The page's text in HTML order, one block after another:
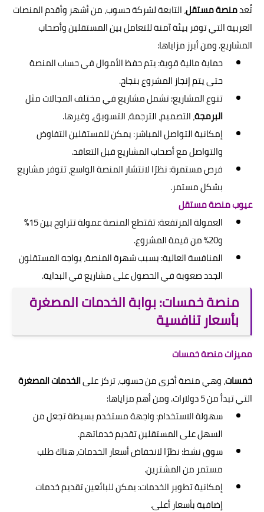
تُعدمنصة مستقل، التابعة لشركة حسوب، من أشهر وأقدم المنصات
العربية التي توفر بيئة آمنة للتعامل بين المستقلين وأصحاب
المشاريع. ومن أبرز مزاياها:
حماية مالية قوية: يتم حفظ الأموال في حساب المنصة
حتى يتم إنجاز المشروع بنجاح.
تنوع المشاريع: تشمل مشاريع في مختلف المجالات مثل
البرمجة، التصميم، الترجمة، التسويق، وغيرها.
إمكانية التواصل المباشر: يمكن للمستقلين التفاوض
والتواصل مع أصحاب المشاريع قبل التعاقد.
فرص مستمرة: نظرًا لانتشار المنصة الواسع، تتوفر مشاريع
بشكل مستمر.
عيوب منصة مستقل
العمولة المرتفعة: تقتطع المنصة عمولة تتراوح بين 15%
و20% من قيمة المشروع.
المنافسة العالية: بسبب شهرة المنصة، يواجه المستقلون
الجدد صعوبة في الحصول على مشاريع في البداية.
منصة خمسات: بوابة الخدمات المصغرة
بأسعار تنافسية
مميزات منصة خمسات
خمسات، وهي منصة أخرى من حسوب، تركز علىالخدمات المصغرة
التي تبدأ من 5 دولارات. ومن أهم مزاياها:
سهولة الاستخدام: واجهة مستخدم بسيطة تجعل من
السهل على المستقلين تقديم خدماتهم.
سوق نشط: نظرًا لانخفاض أسعار الخدمات، هناك طلب
مستمر من المشترين.
إمكانية تطوير الخدمات: يمكن للبائعين تقديم خدمات
إضافية بأسعار أعلى.